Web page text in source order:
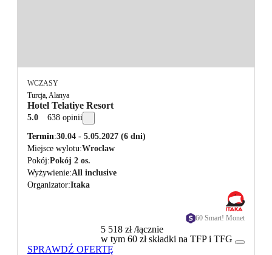
WCZASY
Turcja, Alanya
Hotel Telatiye Resort
5.0 638 opinii
Termin 30.04 - 5.05.2027 (6 dni)
Miejsce wylotu Wrocław
Pokój Pokój 2 os.
Wyżywienie All inclusive
Organizator Itaka
60 Smart! Monet
5 518 zł/łącznie
w tym 60 zł składki na TFP i TFG
SPRAWDŹ OFERTĘ